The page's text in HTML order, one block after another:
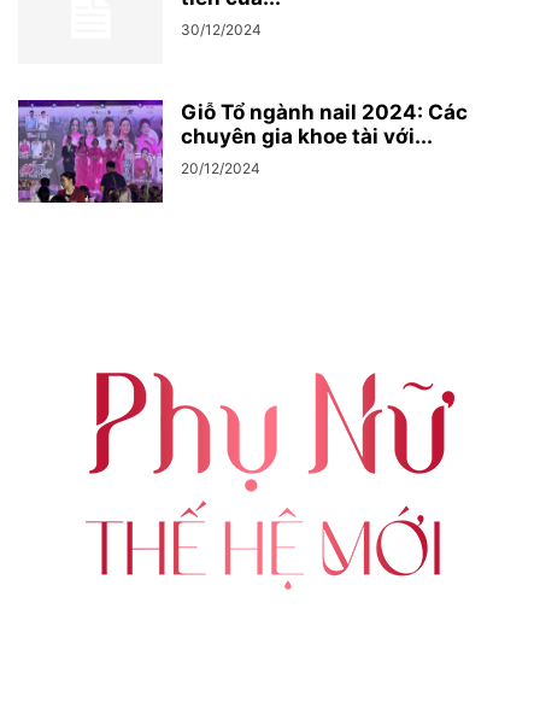
30/12/2024
Giỗ Tổ ngành nail 2024: Các
chuyên gia khoe tài với...
20/12/2024